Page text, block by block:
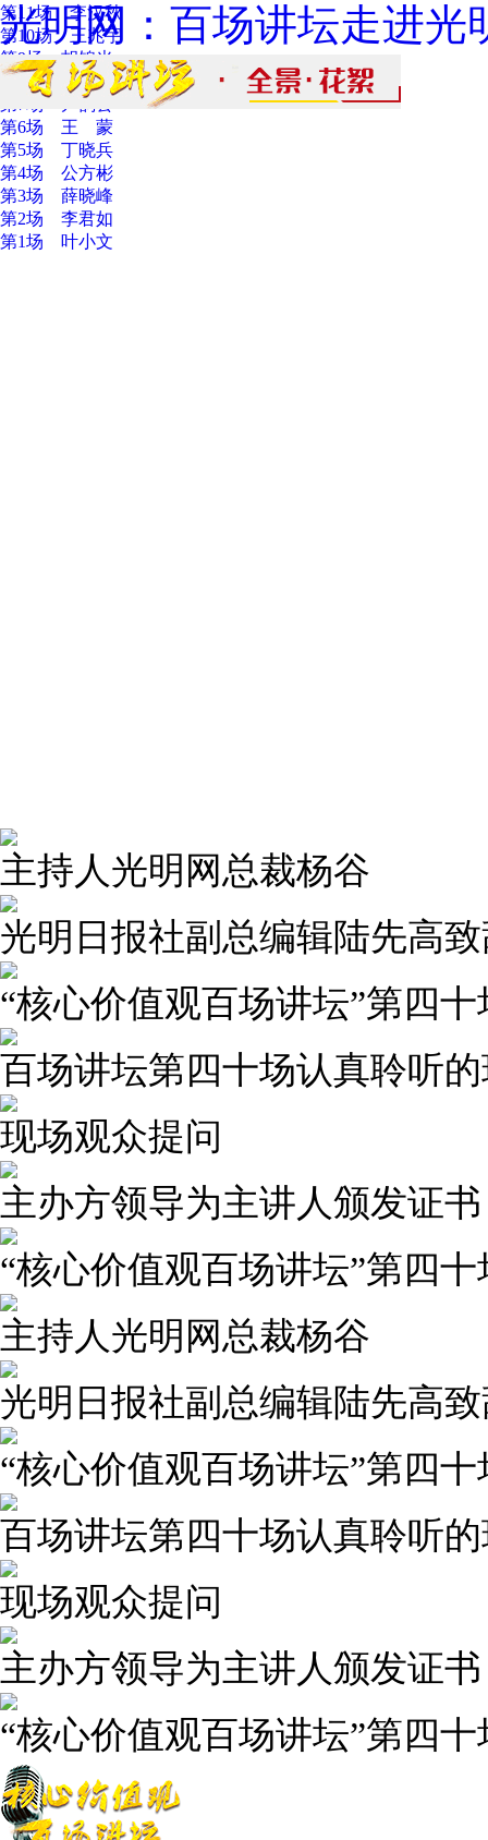
第11场 李汉秋
第10场 王兆宇
第9场 胡锦光
第8场 戴 旭
第7场 尹韵公
第6场 王 蒙
第5场 丁晓兵
第4场 公方彬
第3场 薛晓峰
第2场 李君如
第1场 叶小文
光明网：百场讲坛走进光
主持人光明网总裁杨谷
光明日报社副总编辑陆先高
“核心价值观百场讲坛”第四
百场讲坛第四十场认真聆听
现场观众提问
主办方领导为主讲人颁发证书
“核心价值观百场讲坛”第四
主持人光明网总裁杨谷
光明日报社副总编辑陆先高
“核心价值观百场讲坛”第四
百场讲坛第四十场认真聆听
现场观众提问
主办方领导为主讲人颁发证书
“核心价值观百场讲坛”第四